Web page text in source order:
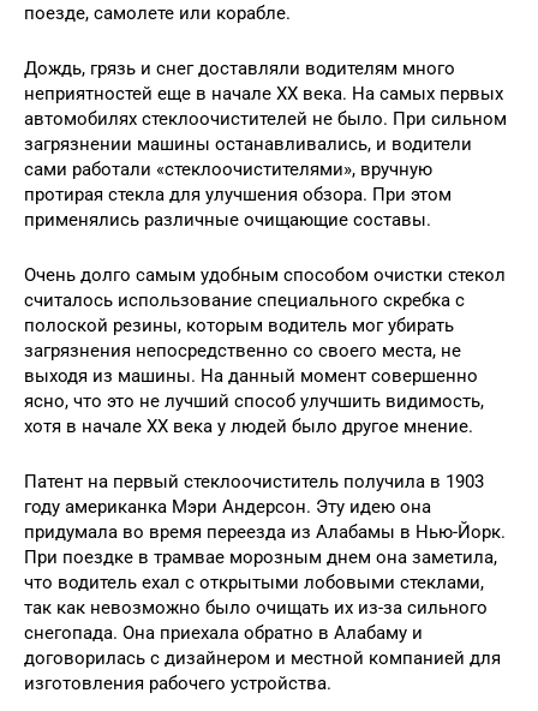
поезде, самолете или корабле.
Дождь, грязь и снег доставляли водителям много
неприятностей еще в начале ХХ века. На самых первых
автомобилях стеклоочистителей не было. При сильном
загрязнении машины останавливались, и водители
сами работали «стеклоочистителями», вручную
протирая стекла для улучшения обзора. При этом
применялись различные очищающие составы.
Очень долго самым удобным способом очистки стекол
считалось использование специального скребка с
полоской резины, которым водитель мог убирать
загрязнения непосредственно со своего места, не
выходя из машины. На данный момент совершенно
ясно, что это не лучший способ улучшить видимость,
хотя в начале ХХ века у людей было другое мнение.
Патент на первый стеклоочиститель получила в 1903
году американка Мэри Андерсон. Эту идею она
придумала во время переезда из Алабамы в Нью-Йорк.
При поездке в трамвае морозным днем она заметила,
что водитель ехал с открытыми лобовыми стеклами,
так как невозможно было очищать их из-за сильного
снегопада. Она приехала обратно в Алабаму и
договорилась с дизайнером и местной компанией для
изготовления рабочего устройства.